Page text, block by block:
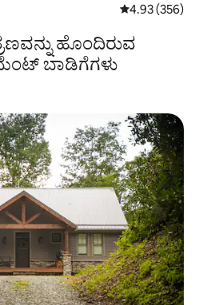
5 ರಲ್ಲಿ 4.93
4.93 (356)
ಹೊಂದಿರುವ
ಬಾಡಿಗೆಗಳು